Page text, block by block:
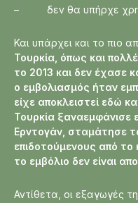
– δεν θα υπήρχε
Και υπάρχει και το πιο
Τουρκία, όπως και
το 2013 και δεν έχασε
ο εμβολιασμός ήταν
είχε αποκλειστεί εδώ
Τουρκία ξαναεμφάνισε
Ερντογάν, σταμάτησε
επιδοτούμενους από το
το εμβόλιο δεν είναι
Αντίθετα, οι εξαγωγές